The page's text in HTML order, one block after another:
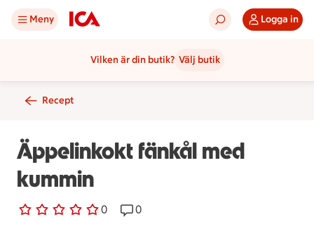
Meny Logga in
Vilken är din butik? Välj butik
Recept
Äppelinkokt fänkål med
kummin
0
0 personer har röstatReceptet har 0 kommentarer
0